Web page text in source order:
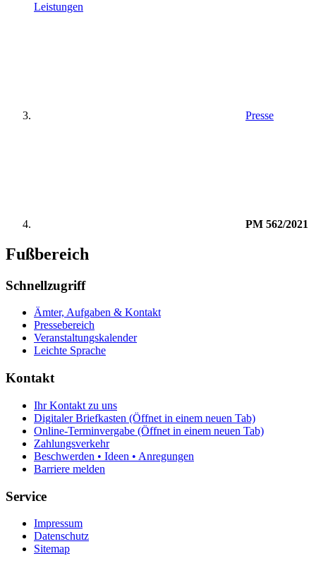
Leistungen
Presse
PM 562/2021
Fußbereich
Schnellzugriff
Ämter, Aufgaben & Kontakt
Pressebereich
Veranstaltungskalender
Leichte Sprache
Kontakt
Ihr Kontakt zu uns
Digitaler Briefkasten (Öffnet in einem neuen Tab)
Online-Terminvergabe (Öffnet in einem neuen Tab)
Zahlungsverkehr
Beschwerden • Ideen • Anregungen
Barriere melden
Service
Impressum
Datenschutz
Sitemap